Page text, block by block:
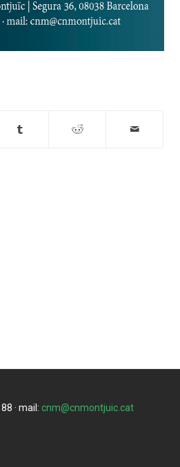
· mail: cnm@cnmontjuic.cat